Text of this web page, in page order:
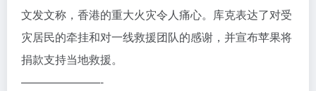
文发文称，香港的重大火灾令人痛心。库克表达了对受
灾居民的牵挂和对一线救援团队的感谢，并宣布苹果将
捐款支持当地救援。
———————-